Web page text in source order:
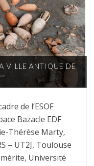
VILLE ANTIQUE DE
de l’ESOF
Bazacle EDF
Thérèse Marty,
– UT2J, Toulouse
Université